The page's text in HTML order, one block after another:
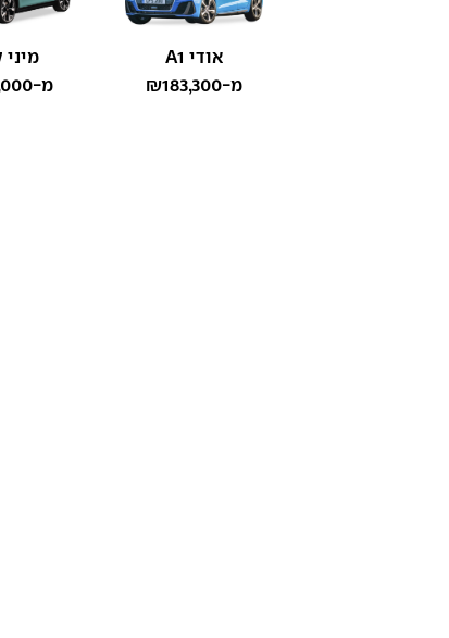
אודי A1
מ-₪183,300
מ-₪209,000